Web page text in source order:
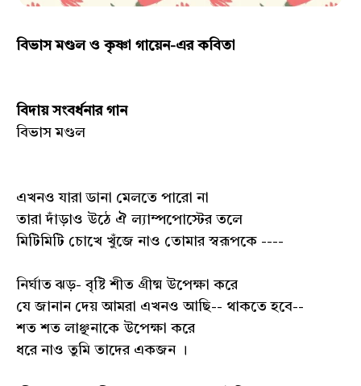
বিভাস মণ্ডল ও কৃষ্ণা গায়েন-এর কবিতা
বিদায় সংবর্ধনার গান
বিভাস মণ্ডল
এখনও যারা ডানা মেলতে পারো না
তারা দাঁড়াও উঠে ঐ ল্যাম্পপোস্টের তলে
মিটিমিটি চোখে খুঁজে নাও তোমার স্বরূপকে ----
নির্ঘাত ঝড়- বৃষ্টি শীত গ্রীষ্ম উপেক্ষা করে
যে জানান দেয় আমরা এখনও আছি-- থাকতে হবে--
শত শত লাঞ্ছনাকে উপেক্ষা করে
ধরে নাও তুমি তাদের একজন ।